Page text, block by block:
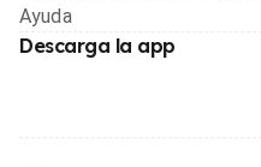
Ayuda
Descarga la app